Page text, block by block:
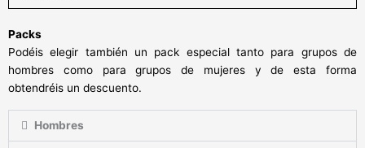
Packs
Podéis elegir también un pack especial tanto para grupos de
hombres como para grupos de mujeres y de esta forma
obtendréis un descuento.
Hombres